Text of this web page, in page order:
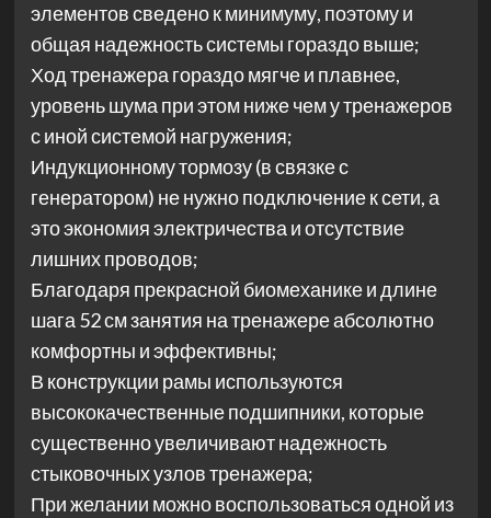
элементов сведено к минимуму, поэтому и
общая надежность системы гораздо выше;
Ход тренажера гораздо мягче и плавнее,
уровень шума при этом ниже чем у тренажеров
с иной системой нагружения;
Индукционному тормозу (в связке с
генератором) не нужно подключение к сети, а
это экономия электричества и отсутствие
лишних проводов;
Благодаря прекрасной биомеханике и длине
шага 52 см занятия на тренажере абсолютно
комфортны и эффективны;
В конструкции рамы используются
высококачественные подшипники, которые
существенно увеличивают надежность
стыковочных узлов тренажера;
При желании можно воспользоваться одной из